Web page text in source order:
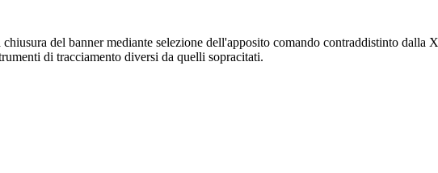
del banner mediante selezione dell'apposito comando contraddistinto
di tracciamento diversi da quelli sopracitati.